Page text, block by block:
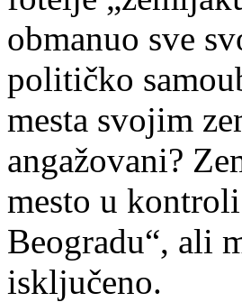
obmanuo sve
političko
mesta svojim
angažovani?
mesto u
Beogradu“, ali
isključeno.